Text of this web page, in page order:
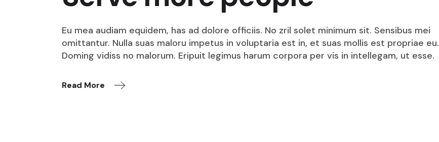
Eu mea audiam equidem, has ad dolore officiis. No zril solet minimum sit. Sensibus mei
omittantur. Nulla suas maloru impetus in voluptaria est in, et suas mollis est propriae eu.
Doming vidiss no malorum. Eripuit legimus harum corpora per vis in intellegam, ut esse.
Read More